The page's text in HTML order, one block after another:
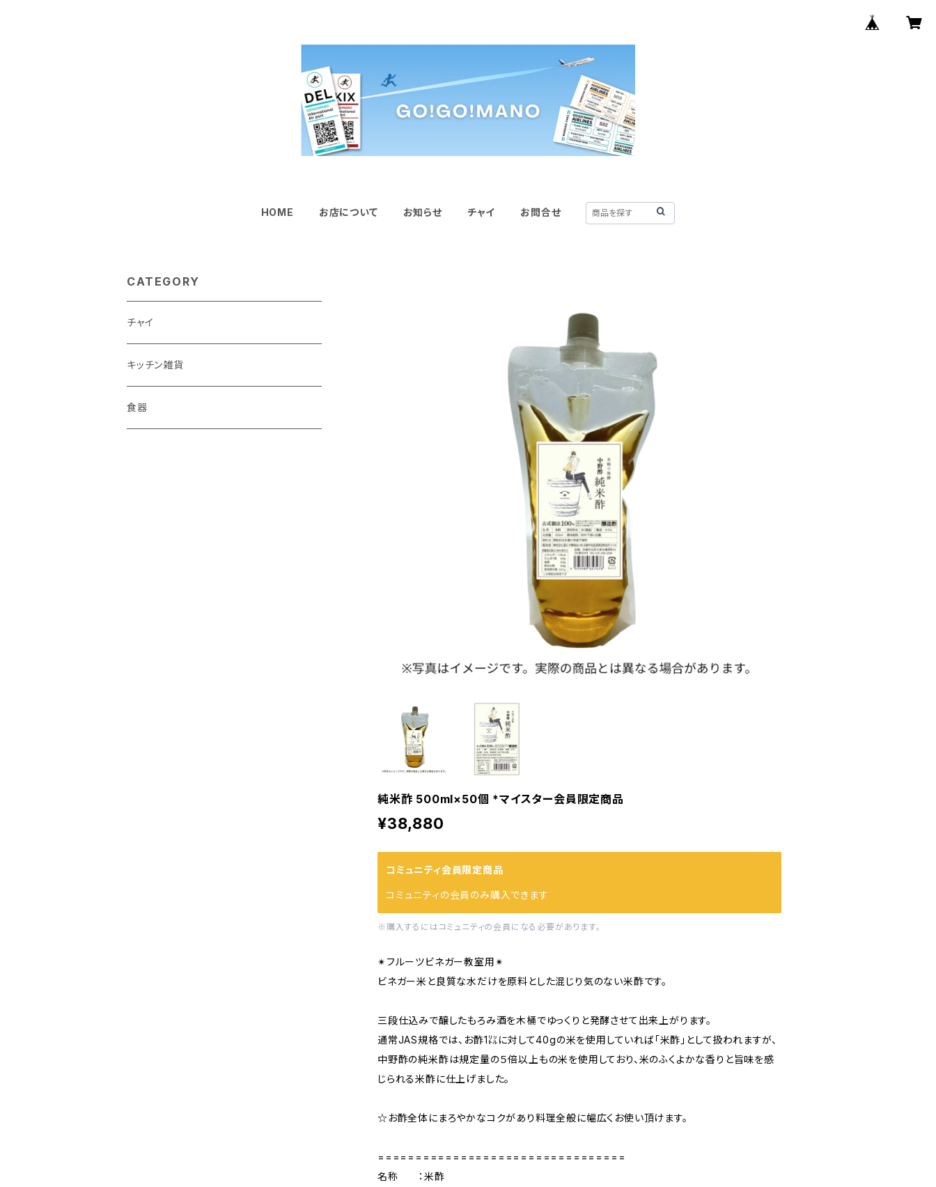
HOME お店について お知らせ チャイ お問合せ
純米酢 500ml×50個 *マイスター会員限定商品
¥38,880
コミュニティ会員限定商品
コミュニティの会員のみ購入できます
※購入するにはコミュニティの会員になる必要があります。
✴︎フルーツビネガー教室用✴︎
ビネガー米と良質な水だけを原料とした混じり気のない米酢です。
三段仕込みで醸したもろみ酒を木桶でゆっくりと発酵させて出来上がります。
通常JAS規格では、お酢1㍑に対して40gの米を使用していれば「米酢」として扱われますが、
中野酢の純米酢は規定量の５倍以上もの米を使用しており、米のふくよかな香りと旨味を感
じられる米酢に仕上げました。
☆お酢全体にまろやかなコクがあり料理全般に幅広くお使い頂けます。
=================================
名称 ：米酢
CATEGORY
チャイ
キッチン雑貨
食器